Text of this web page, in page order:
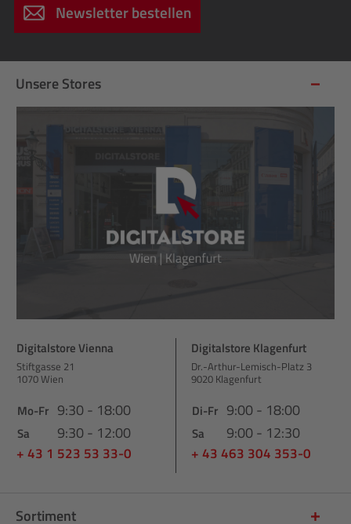
Newsletter bestellen
Unsere Stores
Digitalstore Vienna
Stiftgasse 21
1070 Wien
Mo-Fr 9:30 - 18:00
Sa 9:30 - 12:00
+ 43 1 523 53 33-0
Digitalstore Klagenfurt
Dr.-Arthur-Lemisch-Platz 3
9020 Klagenfurt
Di-Fr 9:00 - 18:00
Sa 9:00 - 12:30
+ 43 463 304 353-0
Sortiment